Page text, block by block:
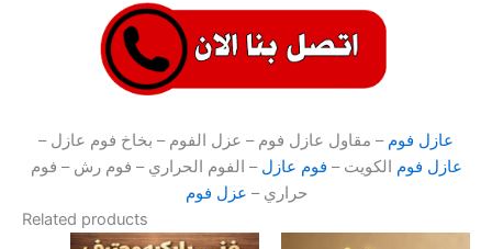
عازل فوم – مقاول عازل فوم – عزل الفوم – بخاخ فوم عازل –
عازل فوم الكويت – فوم عازل – الفوم الحراري – فوم رش – فوم
حراري – عزل فوم
Related products